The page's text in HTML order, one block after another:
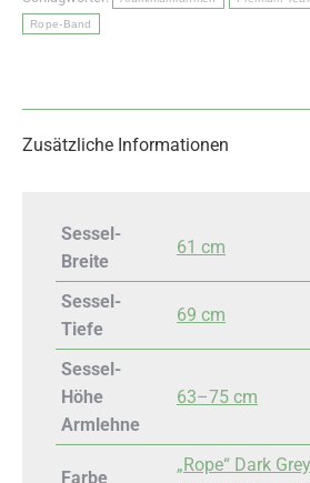
Rope-Band
Zusätzliche Informationen
Sessel-
Breite
61 cm
Sessel-
Tiefe
69 cm
Sessel-
Höhe
Armlehne
63–75 cm
Farbe
„Rope“ Dark Grey